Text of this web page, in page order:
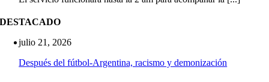
DESTACADO
julio 21, 2026
Después del fútbol-Argentina, racismo y demonización